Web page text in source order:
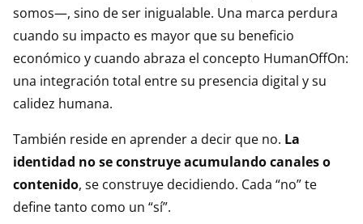
somos—, sino de ser inigualable. Una marca perdura
cuando su impacto es mayor que su beneficio
económico y cuando abraza el concepto HumanOffOn:
una integración total entre su presencia digital y su
calidez humana.
También reside en aprender a decir que no. La
identidad no se construye acumulando canales o
contenido, se construye decidiendo. Cada “no” te
define tanto como un “sí”.